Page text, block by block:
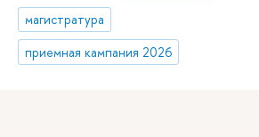
магистратура
приемная кампания 2026